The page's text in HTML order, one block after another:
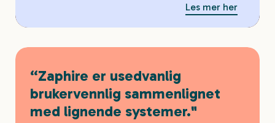
Les mer her
“Zaphire er usedvanlig
brukervennlig sammenlignet
med lignende systemer."